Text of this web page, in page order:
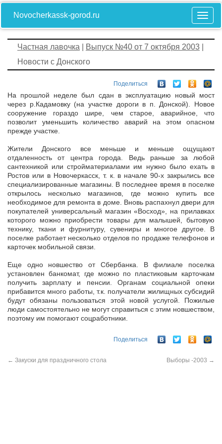
Novocherkassk-gorod.ru
Частная лавочка Выпуск №40 от 7 октября 2003
Новости с Донского
Поделиться
На прошлой неделе был сдан в эксплуатацию новый мост
через р.Кадамовку (на участке дороги в п. Донской). Новое
сооружение гораздо шире, чем старое, аварийное, что
позволит уменьшить количество аварий на этом опасном
прежде участке.
Жители Донского все меньше и меньше ощущают
отдаленность от центра города. Ведь раньше за любой
сантехникой или стройматериалами им нужно было ехать в
Ростов или в Новочеркасск, т. к. в начале 90-х закрылись все
специализированные магазины. В последнее время в поселке
открылось несколько магазинов, где можно купить все
необходимое для ремонта в доме. Вновь распахнул двери для
покупателей универсальный магазин «Восход», на прилавках
которого можно приобрести товары для малышей, бытовую
технику, ткани и фурнитуру, сувениры и многое другое. В
поселке работает несколько отделов по продаже телефонов и
карточек мобильной связи.
Еще одно новшество от Сбербанка. В филиале поселка
установлен банкомат, где можно по пластиковым карточкам
получить зарплату и пенсии. Органам социальной опеки
прибавится много работы, т.к. получатели жилищных субсидий
будут обязаны пользоваться этой новой услугой. Пожилые
люди самостоятельно не могут справиться с этим новшеством,
поэтому им помогают соцработники.
Поделиться
← Закуски для праздничного стола Выборы -2003 →